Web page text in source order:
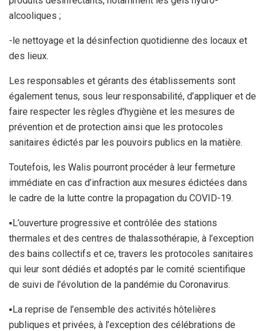
alcooliques ;
-le nettoyage et la désinfection quotidienne des locaux et
des lieux.
Les responsables et gérants des établissements sont
également tenus, sous leur responsabilité, d’appliquer et de
faire respecter les règles d’hygiène et les mesures de
prévention et de protection ainsi que les protocoles
sanitaires édictés par les pouvoirs publics en la matière.
Toutefois, les Walis pourront procéder à leur fermeture
immédiate en cas d’infraction aux mesures édictées dans
le cadre de la lutte contre la propagation du COVID-19.
▪L’ouverture progressive et contrôlée des stations
thermales et des centres de thalassothérapie, à l’exception
des bains collectifs et ce, travers les protocoles sanitaires
qui leur sont dédiés et adoptés par le comité scientifique
de suivi de l’évolution de la pandémie du Coronavirus.
▪La reprise de l’ensemble des activités hôtelières
publiques et privées, à l’exception des célébrations de